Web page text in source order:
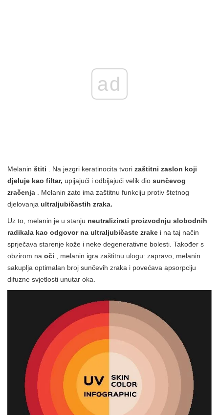
ad
Melanin štiti . Na jezgri keratinocita tvori zaštitni zaslon koji
djeluje kao filtar, upijajući i odbijajući velik dio sunčevog
zračenja . Melanin zato ima zaštitnu funkciju protiv štetnog
djelovanja ultraljubičastih zraka.
Uz to, melanin je u stanju neutralizirati proizvodnju slobodnih
radikala kao odgovor na ultraljubičaste zrake i na taj način
sprječava starenje kože i neke degenerativne bolesti. Također s
obzirom na oči , melanin igra zaštitnu ulogu: zapravo, melanin
sakuplja optimalan broj sunčevih zraka i povećava apsorpciju
difuzne svjetlosti unutar oka.